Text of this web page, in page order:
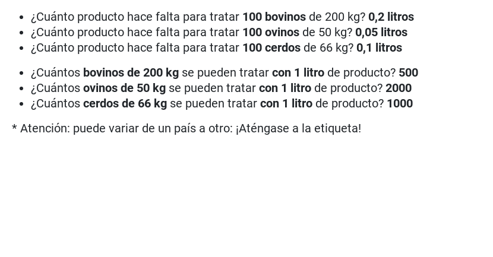
¿Cuánto producto hace falta para tratar 100 bovinos de 200 kg? 0,2 litros
¿Cuánto producto hace falta para tratar 100 ovinos de 50 kg? 0,05 litros
¿Cuánto producto hace falta para tratar 100 cerdos de 66 kg? 0,1 litros
¿Cuántos bovinos de 200 kg se pueden tratarcon 1 litro de producto? 500
¿Cuántosovinos de 50 kg se pueden tratarcon 1 litro de producto?2000
¿Cuántoscerdos de 66 kg se pueden tratarcon 1 litro de producto? 1000
* Atención: puede variar de un país a otro: ¡Aténgase a la etiqueta!